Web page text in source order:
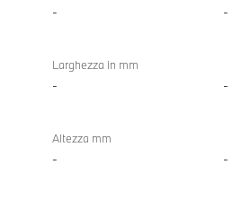
xDrive
- -
Larghezza in mm
- -
Altezza mm
- -